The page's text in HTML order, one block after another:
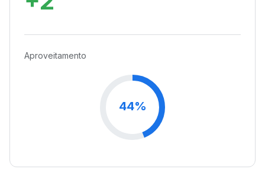
Aproveitamento
44%